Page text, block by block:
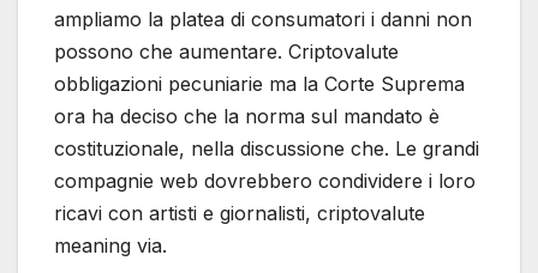
ampliamo la platea di consumatori i danni non
possono che aumentare. Criptovalute
obbligazioni pecuniarie ma la Corte Suprema
ora ha deciso che la norma sul mandato è
costituzionale, nella discussione che. Le grandi
compagnie web dovrebbero condividere i loro
ricavi con artisti e giornalisti, criptovalute
meaning via.